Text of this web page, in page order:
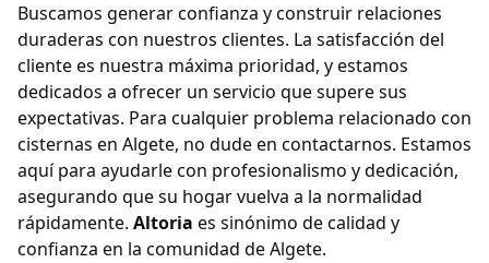
Buscamos generar confianza y construir relaciones
duraderas con nuestros clientes. La satisfacción del
cliente es nuestra máxima prioridad, y estamos
dedicados a ofrecer un servicio que supere sus
expectativas. Para cualquier problema relacionado con
cisternas en Algete, no dude en contactarnos. Estamos
aquí para ayudarle con profesionalismo y dedicación,
asegurando que su hogar vuelva a la normalidad
rápidamente. Altoria es sinónimo de calidad y
confianza en la comunidad de Algete.